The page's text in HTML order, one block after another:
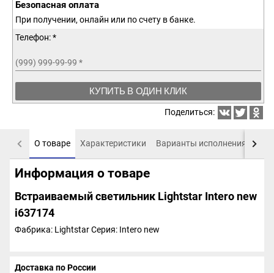
Безопасная оплата
При получении, онлайн или по счету в банке.
Телефон: *
(999) 999-99-99 *
КУПИТЬ В ОДИН КЛИК
Поделиться:
О товаре Характеристики Варианты исполнения
Информация о товаре
Встраиваемый светильник Lightstar Intero new
i637174
Фабрика: LightstarСерия: Intero new
Доставка по России